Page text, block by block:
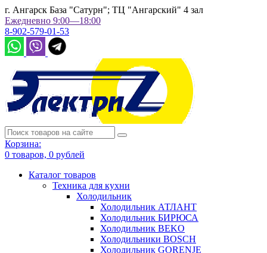
г. Ангарск База "Сатурн"; ТЦ "Ангарский" 4 зал
Ежедневно 9:00—18:00
8-902-579-01-53
Корзина:
0 товаров, 0 рублей
Каталог товаров
Техника для кухни
Холодильник
Холодильник АТЛАНТ
Холодильник БИРЮСА
Холодильник BEKO
Холодильники BOSCH
Холодильник GORENJE